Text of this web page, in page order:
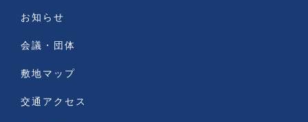
お知らせ
会議・団体
敷地マップ
交通アクセス